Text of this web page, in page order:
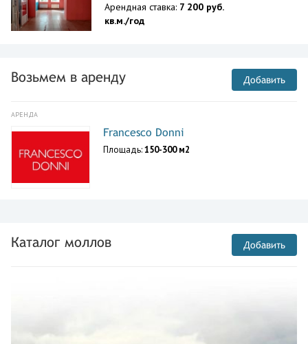
Арендная ставка: 7 200 руб.
кв.м./год
Возьмем в аренду Добавить
АРЕНДА
Francesco Donni
Площадь:150-300 м2
Каталог моллов Добавить